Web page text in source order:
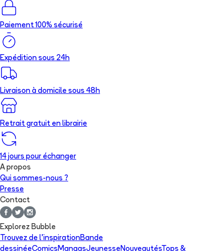
Paiement 100% sécurisé
Expédition sous 24h
Livraison à domicile sous 48h
Retrait gratuit en librairie
14 jours pour échanger
A propos
Qui sommes-nous ?
Presse
Contact
Explorez Bubble
Trouvez de l'inspirationBande
dessinéeComicsMangasJeunesseNouveautésTops &